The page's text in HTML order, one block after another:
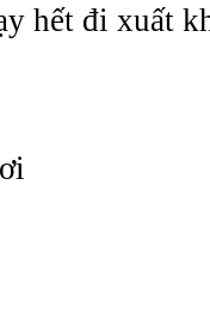
hết đi xuất